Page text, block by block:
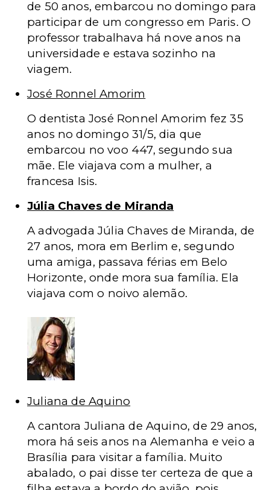
de 50 anos, embarcou no domingo para
participar de um congresso em Paris. O
professor trabalhava há nove anos na
universidade e estava sozinho na
viagem.
José Ronnel Amorim
O dentista José Ronnel Amorim fez 35
anos no domingo 31/5, dia que
embarcou no voo 447, segundo sua
mãe. Ele viajava com a mulher, a
francesa Isis.
Júlia Chaves de Miranda
A advogada Júlia Chaves de Miranda, de
27 anos, mora em Berlim e, segundo
uma amiga, passava férias em Belo
Horizonte, onde mora sua família. Ela
viajava com o noivo alemão.
Juliana de Aquino
A cantora Juliana de Aquino, de 29 anos,
mora há seis anos na Alemanha e veio a
Brasília para visitar a família. Muito
abalado, o pai disse ter certeza de que a